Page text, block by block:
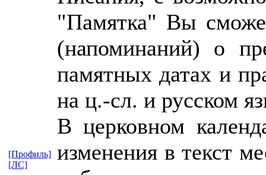
"Памятка" Вы
(напоминаний) о
памятных датах и
на ц.-сл. и русском
В церковном
изменения в текст
[Профиль]
[ЛС]